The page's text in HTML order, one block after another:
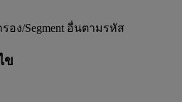
อง/Segment อื่นตามรหัส
ข